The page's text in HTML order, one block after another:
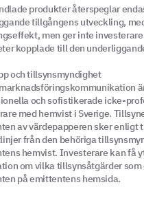
produkter återspeglar
tillgångens utveckling,
men ger inte
kopplade till den
och tillsynsmyndighet
och sofistikerade icke-
med hemvist i Sverige.
av värdepapperen sker enligt
från den behöriga
hemvist. Investerare kan få
om vilka tillsynsåtgärder
på emittentens hemsida.